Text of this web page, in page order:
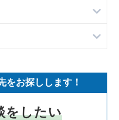
一覧
案件一覧
件一覧
案件一覧
件一覧
件一覧
件一覧
件一覧
件一覧
案件一覧
件の案件一覧
一覧
売却物件の案件一覧
の案件一覧
をお探しします！
をしたい